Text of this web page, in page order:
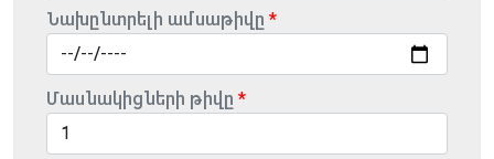
Նախընտրելի ամսաթիվը
Մասնակիցների թիվը